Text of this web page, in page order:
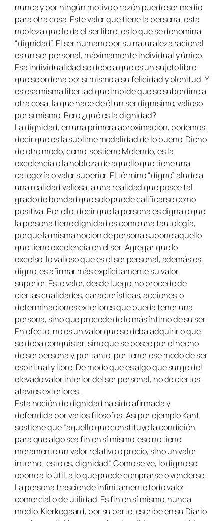
nunca y por ningún motivo o razón puede ser medio
para otra cosa. Este valor que tiene la persona, esta
nobleza que le da el ser libre, es lo que se denomina
“dignidad”. El ser humano por su naturaleza racional
es un ser personal, máximamente individual y único.
Esa individualidad se debe a que es un sujeto libre
que se ordena por sí mismo a su felicidad y plenitud. Y
es esa misma libertad que impide que se subordine a
otra cosa, la que hace de él un ser dignísimo, valioso
por sí mismo. Pero ¿qué es la dignidad?
La dignidad, en una primera aproximación, podemos
decir que es la sublime modalidad de lo bueno. Dicho
de otro modo, como sostiene Melendo, es la
excelencia o la nobleza de aquello que tiene una
categoría o valor superior. El término “digno” alude a
una realidad valiosa, a una realidad que posee tal
grado de bondad que solo puede calificarse como
positiva. Por ello, decir que la persona es digna o que
la persona tiene dignidad es como una tautología,
porque la misma noción de persona supone aquello
que tiene excelencia en el ser. Agregar que lo
excelso, lo valioso que es el ser personal, además es
digno, es afirmar más explícitamente su valor
superior. Este valor, desde luego, no procede de
ciertas cualidades, características, acciones o
determinaciones exteriores que pueda tener una
persona, sino que procede de lo más íntimo de su ser.
En efecto, no es un valor que se deba adquirir o que
se deba conquistar, sino que se posee por el hecho
de ser persona y, por tanto, por tener ese modo de ser
espiritual y libre. De modo que es algo que surge del
elevado valor interior del ser personal, no de ciertos
atavíos exteriores.
Esta noción de dignidad ha sido afirmada y
defendida por varios filósofos. Así por ejemplo Kant
sostiene que “aquello que constituye la condición
para que algo sea fin en sí mismo, eso no tiene
meramente un valor relativo o precio, sino un valor
interno, esto es, dignidad”. Como se ve, lo digno se
opone a lo útil, a lo que puede comprarse o venderse.
La persona trasciende infinitamente todo valor
comercial o de utilidad. Es fin en sí mismo, nunca
medio. Kierkegaard, por su parte, escribe en su Diario